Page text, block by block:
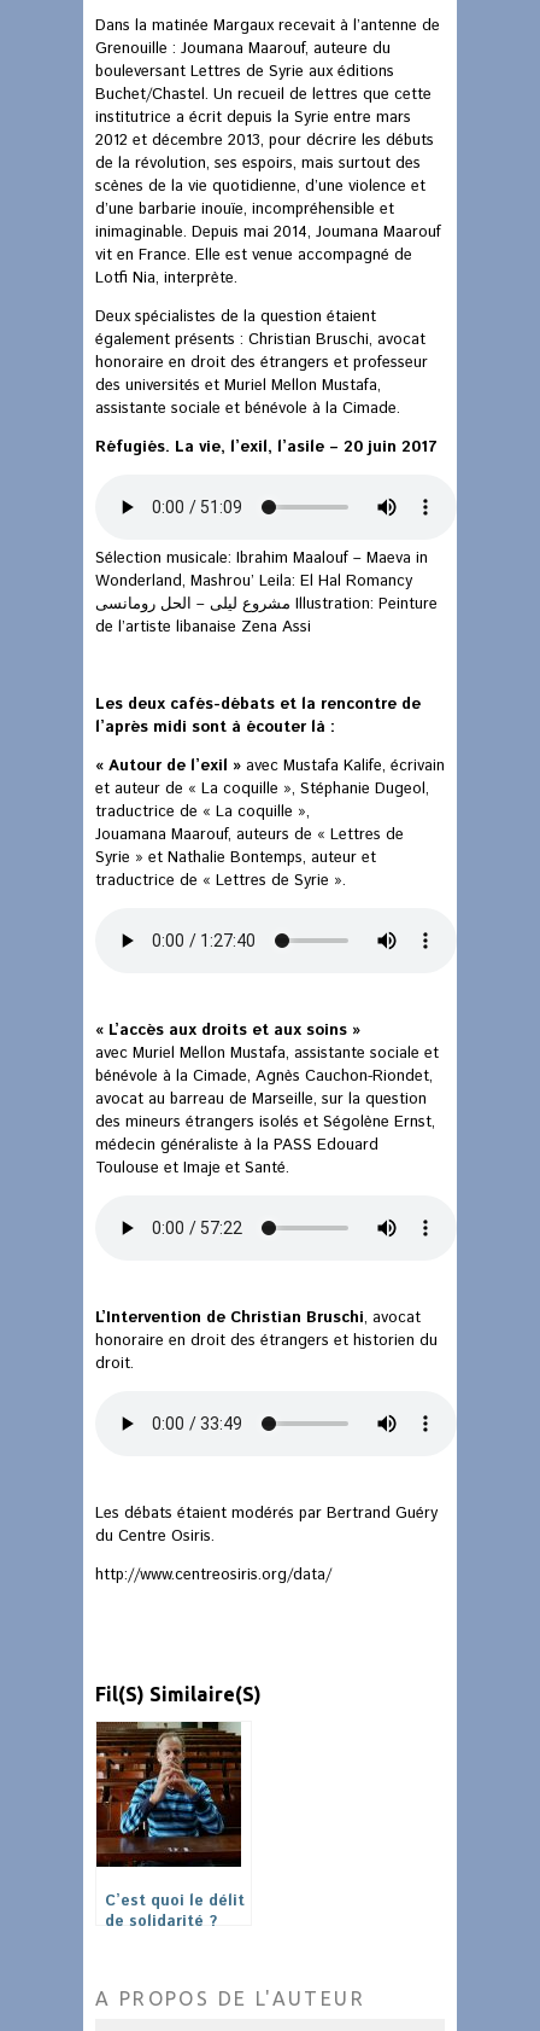
Dans la matinée Margaux recevait à l’antenne de
Grenouille : Joumana Maarouf, auteure du
bouleversant Lettres de Syrie aux éditions
Buchet/Chastel. Un recueil de lettres que cette
institutrice a écrit depuis la Syrie entre mars
2012 et décembre 2013, pour décrire les débuts
de la révolution, ses espoirs, mais surtout des
scènes de la vie quotidienne, d’une violence et
d’une barbarie inouïe, incompréhensible et
inimaginable. Depuis mai 2014, Joumana Maarouf
vit en France. Elle est venue accompagné de
Lotfi Nia, interprète.
Deux spécialistes de la question étaient
également présents : Christian Bruschi, avocat
honoraire en droit des étrangers et professeur
des universités et Muriel Mellon Mustafa,
assistante sociale et bénévole à la Cimade.
Réfugiés. La vie, l’exil, l’asile – 20 juin 2017
Sélection musicale: Ibrahim Maalouf – Maeva in
Wonderland, Mashrou’ Leila: El Hal Romancy
مشروع ليلى – الحل رومانسى Illustration: Peinture
de l’artiste libanaise Zena Assi
Les deux cafés-débats et la rencontre de
l’après midi sont à écouter là :
« Autour de l’exil » avec Mustafa Kalife, écrivain
et auteur de « La coquille », Stéphanie Dugeol,
traductrice de « La coquille »,
Jouamana Maarouf, auteurs de « Lettres de
Syrie » et Nathalie Bontemps, auteur et
traductrice de « Lettres de Syrie ».
« L’accès aux droits et aux soins »
avec Muriel Mellon Mustafa, assistante sociale et
bénévole à la Cimade, Agnès Cauchon-Riondet,
avocat au barreau de Marseille, sur la question
des mineurs étrangers isolés et Ségolène Ernst,
médecin généraliste à la PASS Edouard
Toulouse et Imaje et Santé.
L’Intervention de Christian Bruschi, avocat
honoraire en droit des étrangers et historien du
droit.
Les débats étaient modérés par Bertrand Guéry
du Centre Osiris.
http://www.centreosiris.org/data/
Fil(s) Similaire(s)
C’est quoi le délit
de solidarité ?
Sajn
A PROPOS DE L'AUTEUR